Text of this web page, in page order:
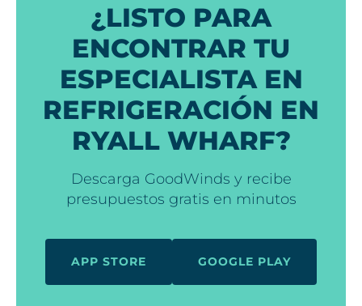
¿LISTO PARA
ENCONTRAR TU
ESPECIALISTA EN
REFRIGERACIÓN EN
RYALL WHARF?
Descarga GoodWinds y recibe
presupuestos gratis en minutos
APP STORE GOOGLE PLAY